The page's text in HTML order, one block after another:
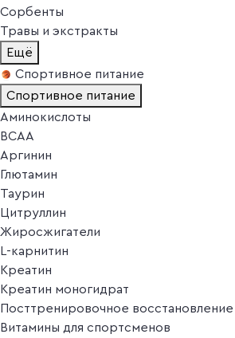
Сорбенты
Травы и экстракты
Ещё
Спортивное питание
Спортивное питание
Аминокислоты
BCAA
Аргинин
Глютамин
Таурин
Цитруллин
Жиросжигатели
L-карнитин
Креатин
Креатин моногидрат
Посттренировочное восстановление
Витамины для спортсменов